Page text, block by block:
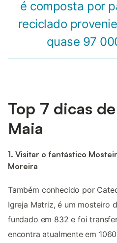
é composta por
reciclado
quase 97
Top 7 dicas
Maia
1. Visitar o fantástico
Moreira
Também conhecido por
Igreja Matriz, é um mosteiro
fundado em 832 e foi
encontra atualmente em